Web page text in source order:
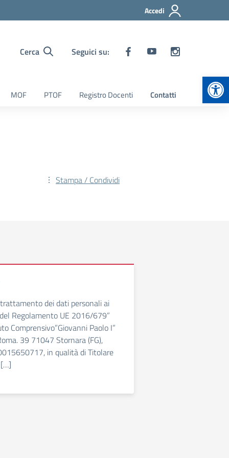
Accedi
Cerca Seguici su:
MOF PTOF Registro Docenti Contatti
Stampa / Condividi
dei dati personali ai
Regolamento UE 2016/679”
Comprensivo”Giovanni Paolo I”
39 71047 Stornara (FG),
in qualità di Titolare